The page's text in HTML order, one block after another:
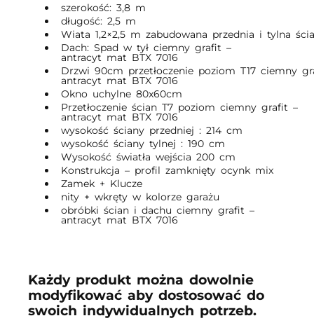
szerokość: 3,8 m
długość: 2,5 m
Wiata 1,2×2,5 m zabudowana przednia i tylna
Dach: Spad w tył ciemny grafit –
antracyt mat BTX 7016
Drzwi 90cm przetłoczenie poziom T17 ciemny
antracyt mat BTX 7016
Okno uchylne 80x60cm
Przetłoczenie ścian T7 poziom ciemny grafit –
antracyt mat BTX 7016
wysokość ściany przedniej : 214 cm
wysokość ściany tylnej : 190 cm
Wysokość światła wejścia 200 cm
Konstrukcja – profil zamknięty ocynk mix
Zamek + Klucze
nity + wkręty w kolorze garażu
obróbki ścian i dachu ciemny grafit –
antracyt mat BTX 7016
Każdy produkt można dowolnie
modyfikować aby dostosować do
swoich indywidualnych potrzeb.